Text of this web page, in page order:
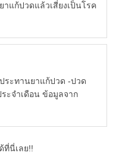
แก้ปวดแล้วเสี่ยงเป็นโรค
ระทานยาแก้ปวด -ปวด
ระจำเดือน ข้อมูลจาก
ที่นี่เลย!!